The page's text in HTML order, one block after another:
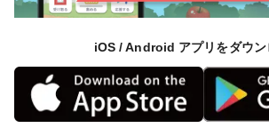
さい。
質が維持されますので、作物の種類に
く場合がございます。その場合は在住
に従い、処分をお願いします。
iOS / Android アプリをダウン